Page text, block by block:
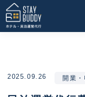
2025.09.26 開業・